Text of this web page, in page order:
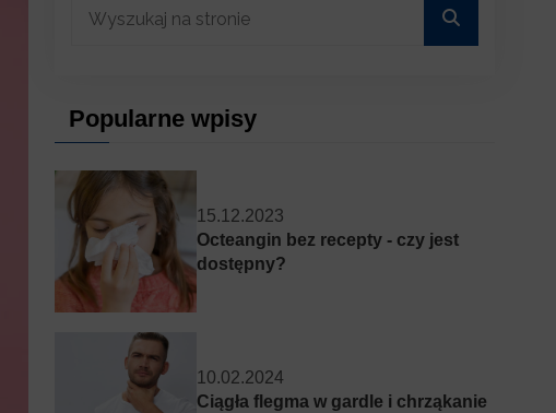
Popularne wpisy
15.12.2023
Octeangin bez recepty - czy jest
dostępny?
10.02.2024
Ciągła flegma w gardle i chrząkanie